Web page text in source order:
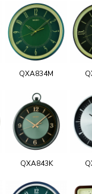
QXA834M
QXA843K